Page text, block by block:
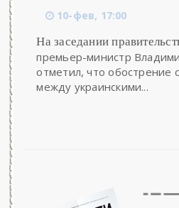
10-фев, 17:00
На заседании
премьер-министр
отметил, что обострение
между украинскими...